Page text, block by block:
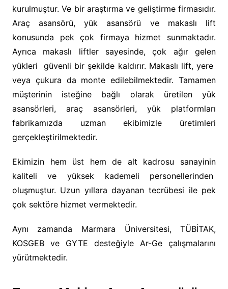
kurulmuştur. Ve bir araştırma ve geliştirme firmasıdır.
Araç asansörü, yük asansörü ve makaslı lift
konusunda pek çok firmaya hizmet sunmaktadır.
Ayrıca makaslı liftler sayesinde, çok ağır gelen
yükleri güvenli bir şekilde kaldırır. Makaslı lift, yere
veya çukura da monte edilebilmektedir. Tamamen
müşterinin isteğine bağlı olarak üretilen yük
asansörleri, araç asansörleri, yük platformları
fabrikamızda uzman ekibimizle üretimleri
gerçekleştirilmektedir.
Ekimizin hem üst hem de alt kadrosu sanayinin
kaliteli ve yüksek kademeli personellerinden
oluşmuştur. Uzun yıllara dayanan tecrübesi ile pek
çok sektöre hizmet vermektedir.
Aynı zamanda Marmara Üniversitesi, TÜBİTAK,
KOSGEB ve GYTE desteğiyle Ar-Ge çalışmalarını
yürütmektedir.